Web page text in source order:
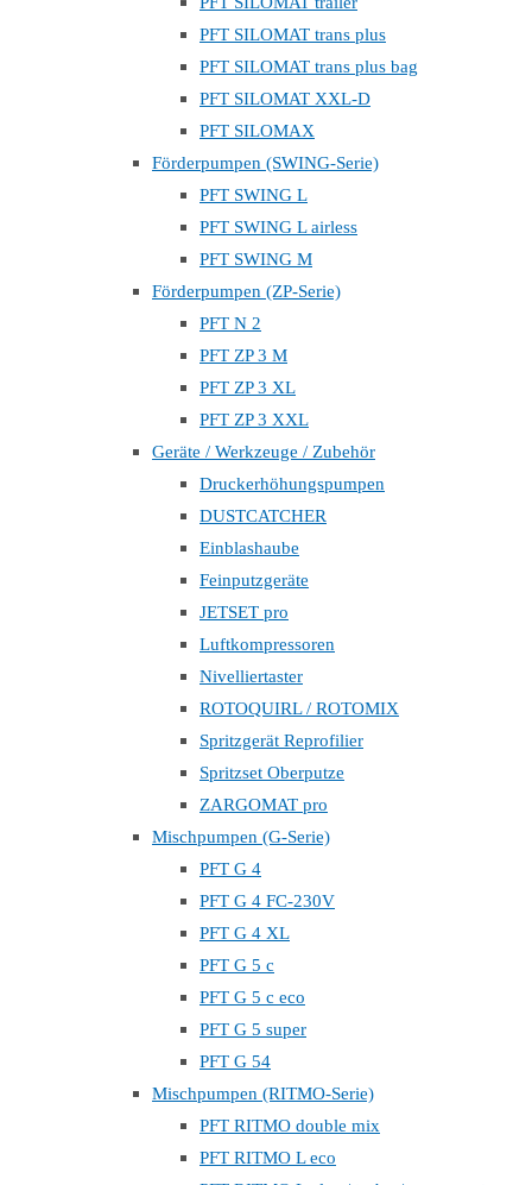
PFT SILOMAT trans plus
PFT SILOMAT trans plus bag
PFT SILOMAT XXL-D
PFT SILOMAX
Förderpumpen (SWING-Serie)
PFT SWING L
PFT SWING L airless
PFT SWING M
Förderpumpen (ZP-Serie)
PFT N 2
PFT ZP 3 M
PFT ZP 3 XL
PFT ZP 3 XXL
Geräte / Werkzeuge / Zubehör
Druckerhöhungspumpen
DUSTCATCHER
Einblashaube
Feinputzgeräte
JETSET pro
Luftkompressoren
Nivelliertaster
ROTOQUIRL / ROTOMIX
Spritzgerät Reprofilier
Spritzset Oberputze
ZARGOMAT pro
Mischpumpen (G-Serie)
PFT G 4
PFT G 4 FC-230V
PFT G 4 XL
PFT G 5 c
PFT G 5 c eco
PFT G 5 super
PFT G 54
Mischpumpen (RITMO-Serie)
PFT RITMO double mix
PFT RITMO L eco